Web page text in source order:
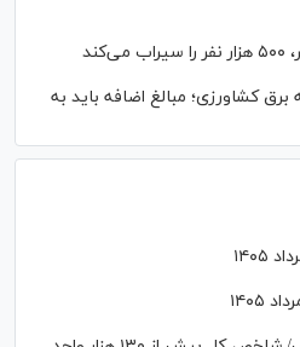
کشاورزی؛ مبالغ اضافه باید به